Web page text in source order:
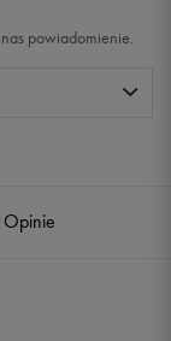
powiadomienie.
Opinie